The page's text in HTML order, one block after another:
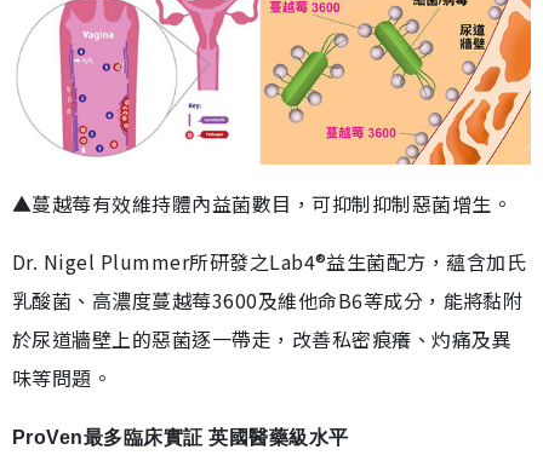
▲蔓越莓有效維持體內益菌數目，可抑制抑制惡菌增生。
Dr. Nigel Plummer所研發之Lab4®益生菌配方，蘊含加氏
乳酸菌、高濃度蔓越莓3600及維他命B6等成分，能將黏附
於尿道牆壁上的惡菌逐一帶走，改善私密痕癢、灼痛及異
味等問題。
ProVen最多臨床實証 英國醫藥級水平